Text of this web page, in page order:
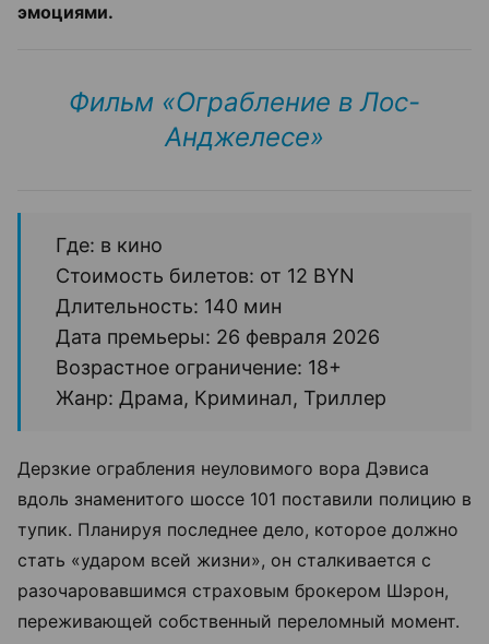
эмоциями.
Фильм «Ограбление в Лос-
Анджелесе»
Где: в кино
Стоимость билетов: от 12 BYN
Длительность: 140 мин
Дата премьеры: 26 февраля 2026
Возрастное ограничение: 18+
Жанр: Драма, Криминал, Триллер
Дерзкие ограбления неуловимого вора Дэвиса
вдоль знаменитого шоссе 101 поставили полицию в
тупик. Планируя последнее дело, которое должно
стать «ударом всей жизни», он сталкивается с
разочаровавшимся страховым брокером Шэрон,
переживающей собственный переломный момент.